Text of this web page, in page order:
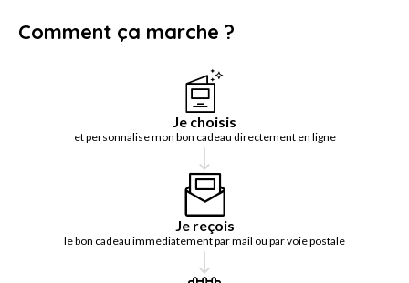
Comment ça marche ?
Je choisis
et personnalise mon bon cadeau directement en ligne
Je reçois
le bon cadeau immédiatement par mail ou par voie postale